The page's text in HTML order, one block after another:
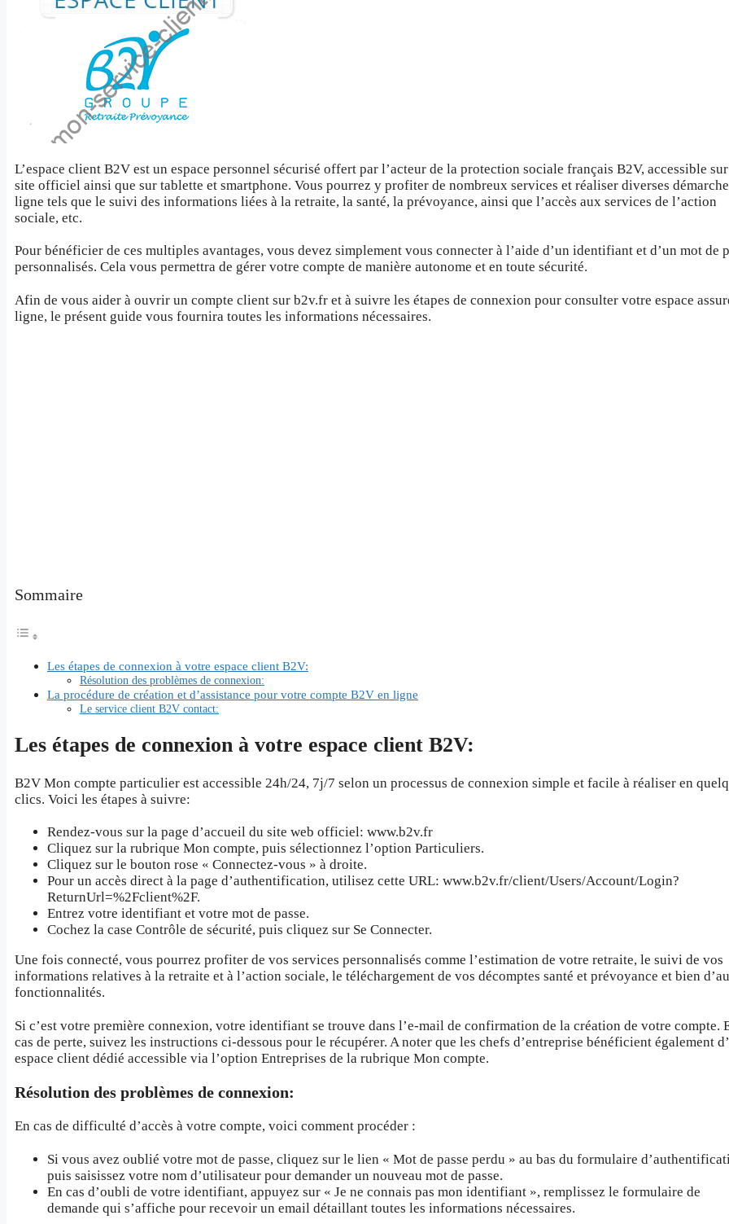
L’espace client B2V est un espace personnel sécurisé offert par l’acteur de la protection sociale français B2V, accessible
site officiel ainsi que sur tablette et smartphone. Vous pourrez y profiter de nombreux services et réaliser diverses
ligne tels que le suivi des informations liées à la retraite, la santé, la prévoyance, ainsi que l’accès aux services de l’action
sociale, etc.
Pour bénéficier de ces multiples avantages, vous devez simplement vous connecter à l’aide d’un identifiant et d’un mot de
personnalisés. Cela vous permettra de gérer votre compte de manière autonome et en toute sécurité.
Afin de vous aider à ouvrir un compte client sur b2v.fr et à suivre les étapes de connexion pour consulter votre espace
ligne, le présent guide vous fournira toutes les informations nécessaires.
Sommaire
Les étapes de connexion à votre espace client B2V:
Résolution des problèmes de connexion:
La procédure de création et d’assistance pour votre compte B2V en ligne
Le service client B2V contact:
Les étapes de connexion à votre espace client B2V:
B2V Mon compte particulier est accessible 24h/24, 7j/7 selon un processus de connexion simple et facile à réaliser en
clics. Voici les étapes à suivre:
Rendez-vous sur la page d’accueil du site web officiel: www.b2v.fr
Cliquez sur la rubrique Mon compte, puis sélectionnez l’option Particuliers.
Cliquez sur le bouton rose « Connectez-vous » à droite.
Pour un accès direct à la page d’authentification, utilisez cette URL: www.b2v.fr/client/Users/Account/Login?
ReturnUrl=%2Fclient%2F.
Entrez votre identifiant et votre mot de passe.
Cochez la case Contrôle de sécurité, puis cliquez sur Se Connecter.
Une fois connecté, vous pourrez profiter de vos services personnalisés comme l’estimation de votre retraite, le suivi de vos
informations relatives à la retraite et à l’action sociale, le téléchargement de vos décomptes santé et prévoyance et bien
fonctionnalités.
Si c’est votre première connexion, votre identifiant se trouve dans l’e-mail de confirmation de la création de votre compte.
cas de perte, suivez les instructions ci-dessous pour le récupérer. A noter que les chefs d’entreprise bénéficient également
espace client dédié accessible via l’option Entreprises de la rubrique Mon compte.
Résolution des problèmes de connexion:
En cas de difficulté d’accès à votre compte, voici comment procéder :
Si vous avez oublié votre mot de passe, cliquez sur le lien « Mot de passe perdu » au bas du formulaire
puis saisissez votre nom d’utilisateur pour demander un nouveau mot de passe.
En cas d’oubli de votre identifiant, appuyez sur « Je ne connais pas mon identifiant », remplissez le formulaire de
demande qui s’affiche pour recevoir un email détaillant toutes les informations nécessaires.